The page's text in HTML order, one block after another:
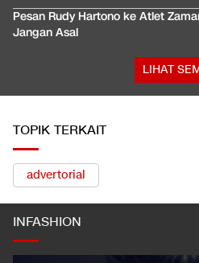
Pesan Rudy Hartono ke Atlet
Jangan Asal
LIHAT
TOPIK TERKAIT
advertorial
INFASHION